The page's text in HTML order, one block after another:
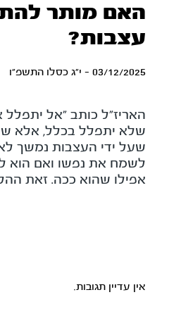
האם מותר
עצבות?
03/12/2025 - י"ג כסלו התשפ"ו
האריז"ל כותב "אל
שלא יתפלל בכלל, אלא
שעל ידי העצבות נמשך
לשמח את נפשו ואם הוא
אפילו שהוא ככה. זאת
אין עדיין תגובות.